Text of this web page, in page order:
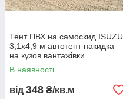
Тент ПВХ на самоскид ISUZU
3,1х4,9 м автотент накидка
на кузов вантажівки
водонепроникний тент 620
гм2 тент для перевезення
В наявності
від 348 ₴/кв.м